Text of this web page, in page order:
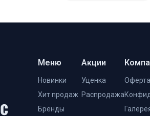
Меню
Новинки
Хит продаж
Бренды
Акции
Уценка
Распродажа
Оферта